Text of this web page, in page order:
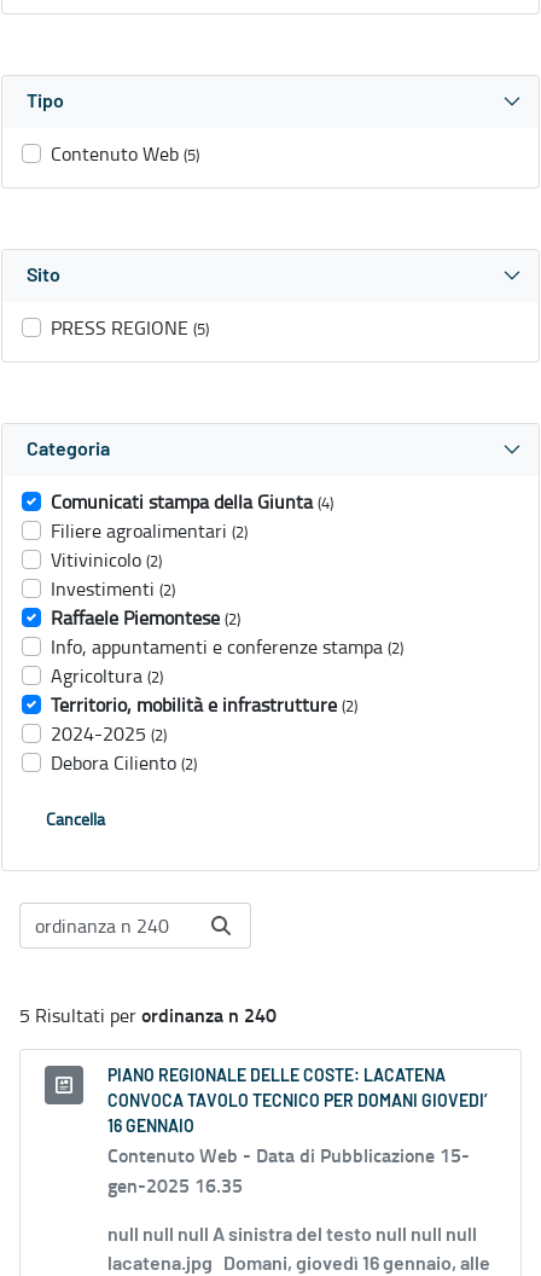
Tipo
Contenuto Web (5)
Sito
PRESS REGIONE (5)
Categoria
Comunicati stampa della Giunta (4)
Filiere agroalimentari (2)
Vitivinicolo (2)
Investimenti (2)
Raffaele Piemontese (2)
Info, appuntamenti e conferenze stampa (2)
Agricoltura (2)
Territorio, mobilità e infrastrutture (2)
2024-2025 (2)
Debora Ciliento (2)
Cancella
5 Risultati perordinanza n 240
PIANO REGIONALE DELLE COSTE: LACATENA
CONVOCA TAVOLO TECNICO PER DOMANI GIOVEDI’
16 GENNAIO
Contenuto Web - Data di Pubblicazione 15-
gen-2025 16.35
null null null A sinistra del testo null null null
lacatena.jpg Domani, giovedì 16 gennaio, alle